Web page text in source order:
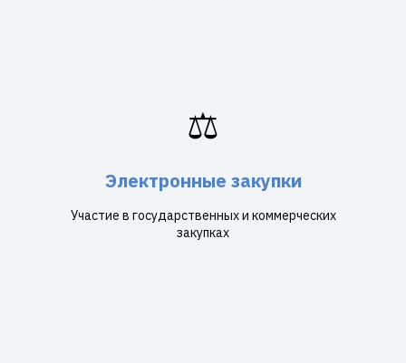
⚖️
Электронные закупки
Участие в государственных и коммерческих
закупках